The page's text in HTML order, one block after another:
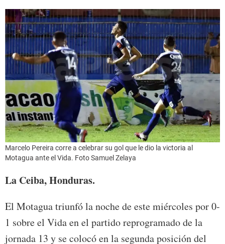
Marcelo Pereira corre a celebrar su gol que le dio la victoria al
Motagua ante el Vida. Foto Samuel Zelaya
La Ceiba, Honduras.
El Motagua triunfó la noche de este miércoles por 0-
1 sobre el Vida en el partido reprogramado de la
jornada 13 y se colocó en la segunda posición del